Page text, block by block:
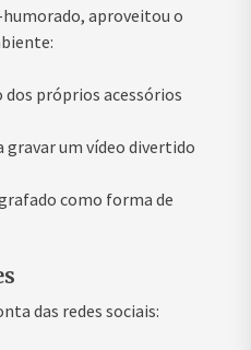
aproveitou o
dos próprios acessórios
gravar um vídeo divertido
como forma de
das redes sociais: